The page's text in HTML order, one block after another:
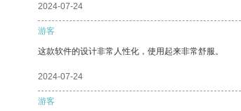
2024-07-24
游客
这款软件的设计非常人性化，使用起来非常舒服。
2024-07-24
游客